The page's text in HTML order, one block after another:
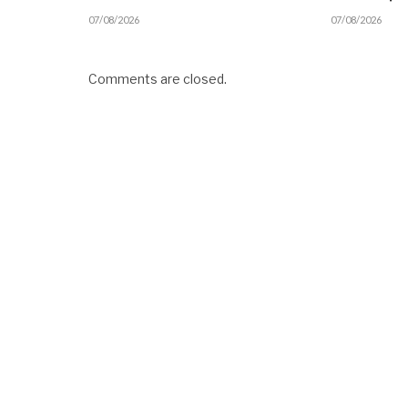
07/08/2026 07/08/2026
Comments are closed.